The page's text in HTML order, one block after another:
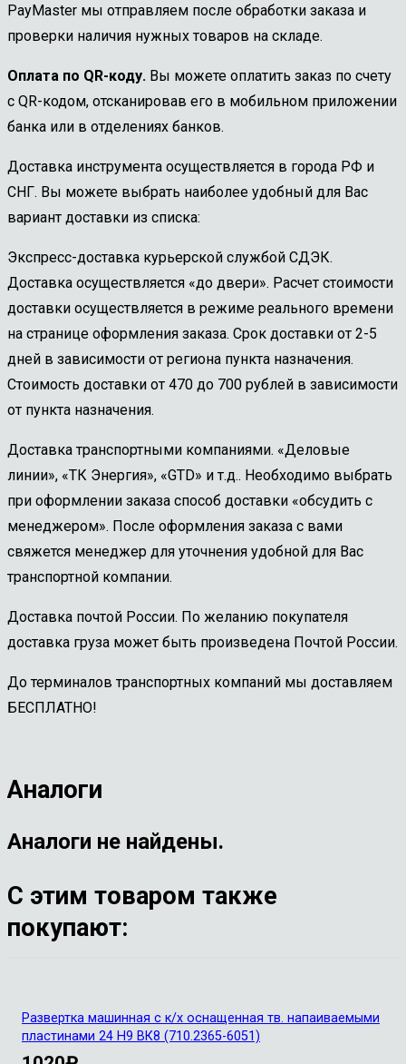
PayMaster мы отправляем после обработки заказа и
проверки наличия нужных товаров на складе.
Оплата по QR-коду. Вы можете оплатить заказ по счету
с QR-кодом, отсканировав его в мобильном приложении
банка или в отделениях банков.
Доставка инструмента осуществляется в города РФ и
СНГ. Вы можете выбрать наиболее удобный для Вас
вариант доставки из списка:
Экспресс-доставка курьерской службой СДЭК.
Доставка осуществляется «до двери». Расчет стоимости
доставки осуществляется в режиме реального времени
на странице оформления заказа. Срок доставки от 2-5
дней в зависимости от региона пункта назначения.
Стоимость доставки от 470 до 700 рублей в зависимости
от пункта назначения.
Доставка транспортными компаниями. «Деловые
линии», «ТК Энергия», «GTD» и т.д.. Необходимо выбрать
при оформлении заказа способ доставки «обсудить с
менеджером». После оформления заказа с вами
свяжется менеджер для уточнения удобной для Вас
транспортной компании.
Доставка почтой России. По желанию покупателя
доставка груза может быть произведена Почтой России.
До терминалов транспортных компаний мы доставляем
БЕСПЛАТНО!
Аналоги
Аналоги не найдены.
С этим товаром также
покупают:
Развертка машинная с к/х оснащенная тв. напаиваемыми
пластинами 24 Н9 ВК8 (710.2365-6051)